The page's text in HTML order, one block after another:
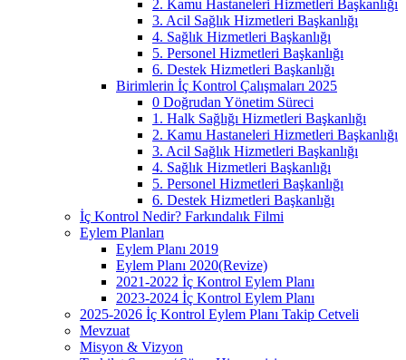
2. Kamu Hastaneleri Hizmetleri Başkanlığı
3. Acil Sağlık Hizmetleri Başkanlığı
4. Sağlık Hizmetleri Başkanlığı
5. Personel Hizmetleri Başkanlığı
6. Destek Hizmetleri Başkanlığı
Birimlerin İç Kontrol Çalışmaları 2025
0 Doğrudan Yönetim Süreci
1. Halk Sağlığı Hizmetleri Başkanlığı
2. Kamu Hastaneleri Hizmetleri Başkanlığı
3. Acil Sağlık Hizmetleri Başkanlığı
4. Sağlık Hizmetleri Başkanlığı
5. Personel Hizmetleri Başkanlığı
6. Destek Hizmetleri Başkanlığı
İç Kontrol Nedir? Farkındalık Filmi
Eylem Planları
Eylem Planı 2019
Eylem Planı 2020(Revize)
2021-2022 İç Kontrol Eylem Planı
2023-2024 İç Kontrol Eylem Planı
2025-2026 İç Kontrol Eylem Planı Takip Cetveli
Mevzuat
Misyon & Vizyon